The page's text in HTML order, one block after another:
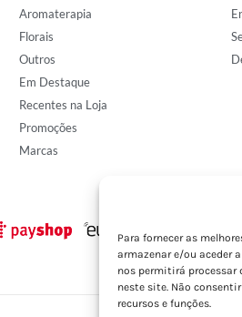
Para fornecer as
armazenar e/ou aceder
nos permitirá processar
neste site. Não
recursos e funções.
Aromaterapia
Florais
Outros
Em Destaque
Recentes na Loja
Promoções
Marcas